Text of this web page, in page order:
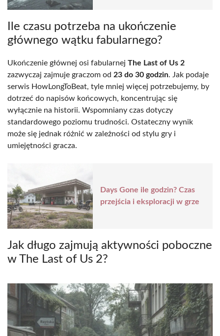
Ile czasu potrzeba na ukończenie
głównego wątku fabularnego?
Ukończenie głównej osi fabularnej The Last of Us 2
zazwyczaj zajmuje graczom od 23 do 30 godzin. Jak podaje
serwis HowLongToBeat, tyle mniej więcej potrzebujemy, by
dotrzeć do napisów końcowych, koncentrując się
wyłącznie na historii. Wspomniany czas dotyczy
standardowego poziomu trudności. Ostateczny wynik
może się jednak różnić w zależności od stylu gry i
umiejętności gracza.
Days Gone ile godzin? Czas
przejścia i eksploracji w grze
Jak długo zajmują aktywności poboczne
w The Last of Us 2?